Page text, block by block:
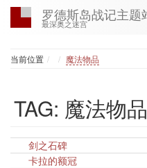
罗德斯岛战记主题
最深奥之迷宫
当前位置 Home魔法物品
TAG: 魔法物品
剑之石碑
卡拉的额冠